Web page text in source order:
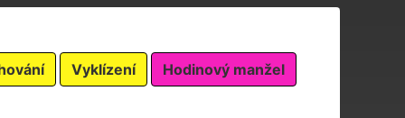
Vyklízení Hodinový manžel